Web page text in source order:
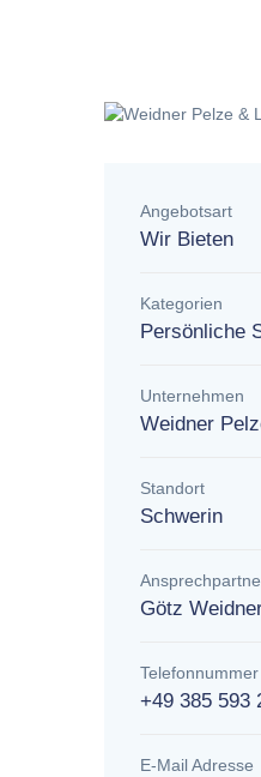
Angebotsart
Wir Bieten
Kategorien
Persönliche
Unternehmen
Weidner
Standort
Schwerin
Götz
Telefonnummer
+49 385 593
E-Mail Adresse